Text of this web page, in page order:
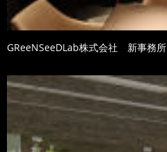
GReeNSeeDLab株式会社 新事務所